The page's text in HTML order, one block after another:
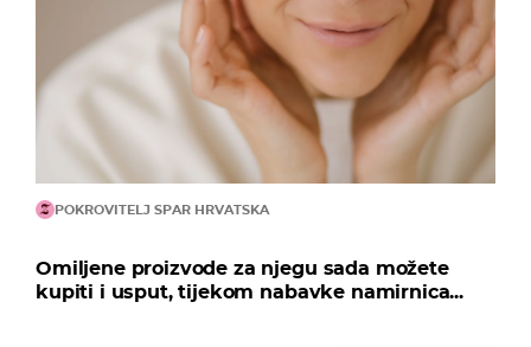
POKROVITELJ SPAR HRVATSKA
Omiljene proizvode za njegu sada možete
kupiti i usput, tijekom nabavke namirnica...